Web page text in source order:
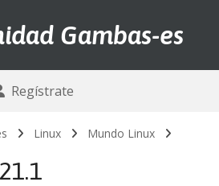
Gambas-es
Regístrate
Linux Mundo Linux